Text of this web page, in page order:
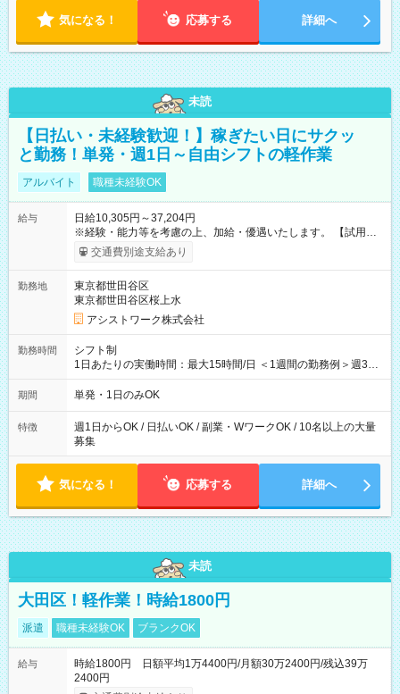
気になる！ 応募する 詳細へ
未読
【日払い・未経験歓迎！】稼ぎたい日にサクッ
と勤務！単発・週1日～自由シフトの軽作業
アルバイト 職種未経験OK
給与
日給10,305円～37,204円
※経験・能力等を考慮の上、加給・優遇いたします。 【試用期
間】試用期間なし
交通費別途支給あり
勤務地
東京都世田谷区
東京都世田谷区桜上水
アシストワーク株式会社
勤務時間
シフト制
1日あたりの実働時間：最大15時間/日 ＜1週間の勤務例＞週3回
勤務 勤務：月・水・金 休み：火・木・土・日 好きな時にお仕事
可能です！ ※1日あたりの最大実働時間は日勤、夜勤共に勤務し
期間 単発・1日のみOK
特徴
週1日からOK / 日払いOK / 副業・WワークOK / 10名以上の大量
募集
気になる！ 応募する 詳細へ
未読
大田区！軽作業！時給1800円
派遣 職種未経験OK ブランクOK
給与
時給1800円 日額平均1万4400円/月額30万2400円/残込39万
2400円